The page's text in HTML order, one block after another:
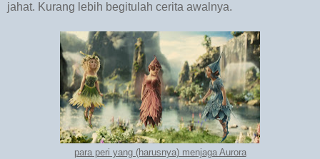
jahat. Kurang lebih begitulah cerita awalnya.
para peri yang (harusnya) menjaga Aurora